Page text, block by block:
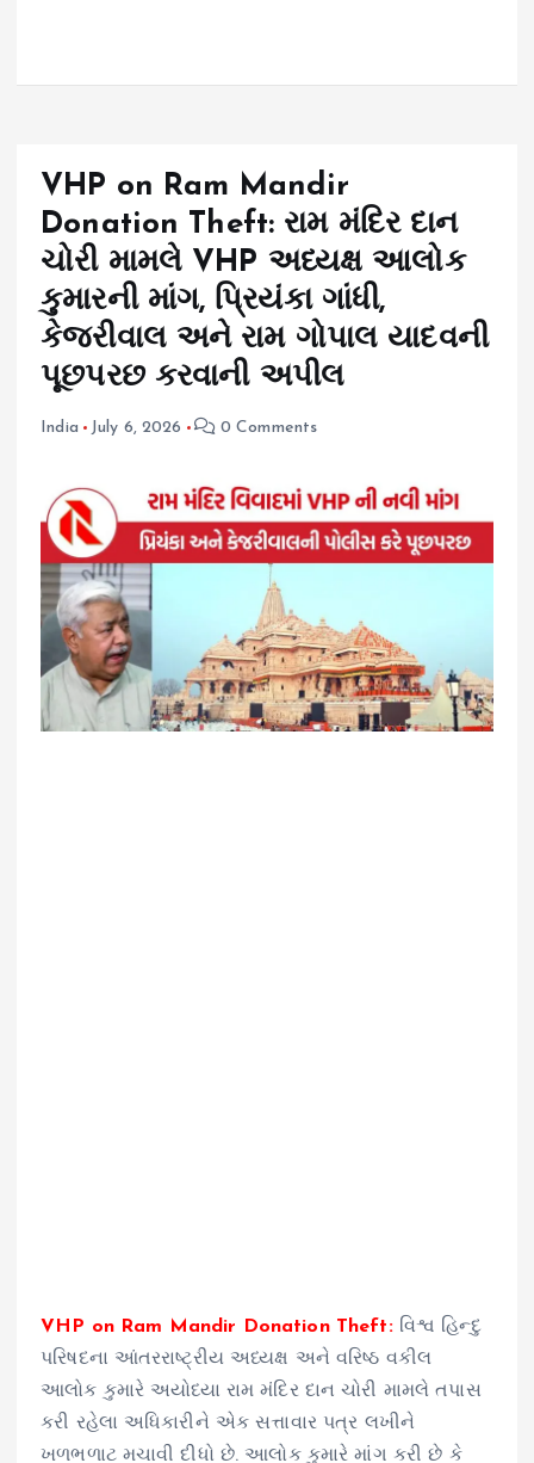
VHP on Ram Mandir
Donation Theft: રામ મંદિર દાન
ચોરી મામલે VHP અધ્યક્ષ આલોક
કુમારની માંગ, પ્રિયંકા ગાંધી,
કેજરીવાલ અને રામ ગોપાલ યાદવની
પૂછપરછ કરવાની અપીલ
India July 6, 2026 0 Comments
VHP on Ram Mandir Donation Theft:વિશ્વ હિન્દુ
પરિષદના આંતરરાષ્ટ્રીય અધ્યક્ષ અને વરિષ્ઠ વકીલ
આલોક કુમારે અયોધ્યા રામ મંદિર દાન ચોરી મામલે તપાસ
કરી રહેલા અધિકારીને એક સત્તાવાર પત્ર લખીને
ખળભળાટ મચાવી દીધો છે. આલોક કુમારે માંગ કરી છે કે